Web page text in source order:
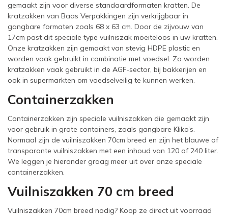
gemaakt zijn voor diverse standaardformaten kratten. De
kratzakken van Baas Verpakkingen zijn verkrijgbaar in
gangbare formaten zoals 68 x 63 cm. Door de zijvouw van
17cm past dit speciale type vuilniszak moeiteloos in uw kratten.
Onze kratzakken zijn gemaakt van stevig HDPE plastic en
worden vaak gebruikt in combinatie met voedsel. Zo worden
kratzakken vaak gebruikt in de AGF-sector, bij bakkerijen en
ook in supermarkten om voedselveilig te kunnen werken.
Containerzakken
Containerzakken zijn speciale vuilniszakken die gemaakt zijn
voor gebruik in grote containers, zoals gangbare Kliko’s.
Normaal zijn de vuilniszakken 70cm breed en zijn het blauwe of
transparante vuilniszakken met een inhoud van 120 of 240 liter.
We leggen je hieronder graag meer uit over onze speciale
containerzakken.
Vuilniszakken 70 cm breed
Vuilniszakken 70cm breed nodig? Koop ze direct uit voorraad